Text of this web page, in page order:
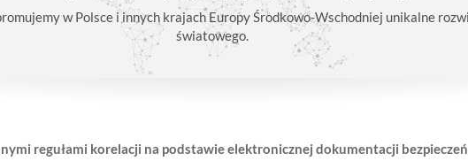
w Polsce i innych krajach Europy Środkowo-Wschodniej unikalne
światowego.
regułami korelacji na podstawie elektronicznej dokumentacji